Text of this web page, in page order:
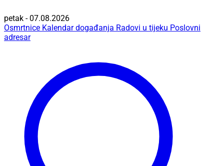
petak - 07.08.2026
Osmrtnice Kalendar događanja Radovi u tijeku Poslovni
adresar